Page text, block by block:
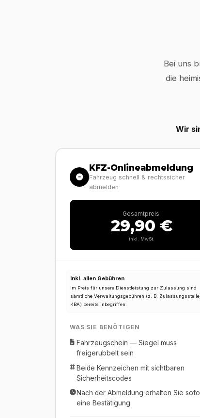
Bei uns
die
Wir
KFZ-Onlineabmeldung
Fahrzeug schnell & rechtssicher
abmelden
Gesamtpreis:
29,90 €
inkl. MwSt.
Inkl. allen Gebühren
Im Preis für unsere Dienstleistung zur Zulassung sind
sämtliche Verwaltungsgebühren (z. B. Zulassungsstelle,
KBA) bereits inbegriffen.
WAS SIE BENÖTIGEN
Fahrzeugschein — Siegel muss
freigerubbelt sein
Beide Kennzeichen mit sichtbaren
Sicherheitscodes
Nach der Abmeldung erhalten Sie
eine Bestätigung